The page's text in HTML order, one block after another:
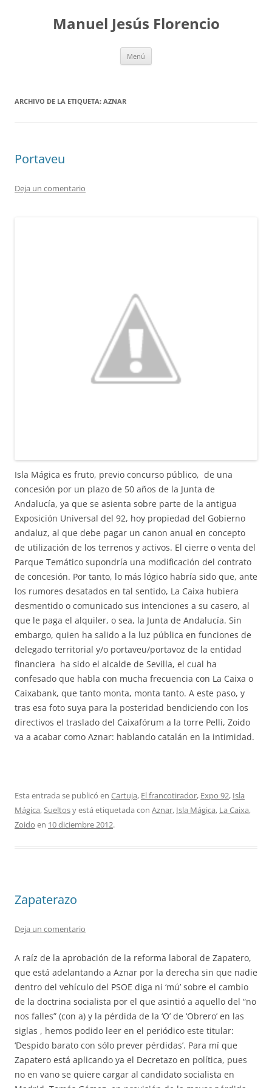
contenidoManuel Jesús Florencio
Menú
ARCHIVO DE LA ETIQUETA: AZNAR
Portaveu
Deja un comentario
Isla Mágica es fruto, previo concurso público, de una
concesión por un plazo de 50 años de la Junta de
Andalucía, ya que se asienta sobre parte de la antigua
Exposición Universal del 92, hoy propiedad del Gobierno
andaluz, al que debe pagar un canon anual en concepto
de utilización de los terrenos y activos. El cierre o venta del
Parque Temático supondría una modificación del contrato
de concesión. Por tanto, lo más lógico habría sido que, ante
los rumores desatados en tal sentido, La Caixa hubiera
desmentido o comunicado sus intenciones a su casero, al
que le paga el alquiler, o sea, la Junta de Andalucía. Sin
embargo, quien ha salido a la luz pública en funciones de
delegado territorial y/o portaveu/portavoz de la entidad
financiera ha sido el alcalde de Sevilla, el cual ha
confesado que habla con mucha frecuencia con La Caixa o
Caixabank, que tanto monta, monta tanto. A este paso, y
tras esa foto suya para la posteridad bendiciendo con los
directivos el traslado del Caixafórum a la torre Pelli, Zoido
va a acabar como Aznar: hablando catalán en la intimidad.
Esta entrada se publicó en Cartuja, El francotirador, Expo 92, Isla
Mágica,Sueltosy está etiquetada con Aznar, Isla Mágica, La Caixa,
Zoido en 10 diciembre 2012.
Zapaterazo
Deja un comentario
A raíz de la aprobación de la reforma laboral de Zapatero,
que está adelantando a Aznar por la derecha sin que nadie
dentro del vehículo del PSOE diga ni ‘mú’ sobre el cambio
de la doctrina socialista por el que asintió a aquello del “no
nos falles” (con a) y la pérdida de la ‘O’ de ‘Obrero’ en las
siglas , hemos podido leer en el periódico este titular:
‘Despido barato con sólo prever pérdidas’. Para mí que
Zapatero está aplicando ya el Decretazo en política, pues
no en vano se quiere cargar al candidato socialista en